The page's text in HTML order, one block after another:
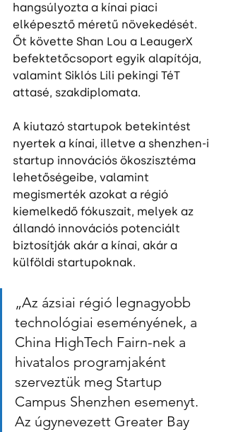
hangsúlyozta a kínai piaci
elképesztő méretű növekedését.
Őt követte Shan Lou a LeaugerX
befektetőcsoport egyik alapítója,
valamint Siklós Lili pekingi TéT
attasé, szakdiplomata.
A kiutazó startupok betekintést
nyertek a kínai, illetve a shenzhen-i
startup innovációs ökoszisztéma
lehetőségeibe, valamint
megismerték azokat a régió
kiemelkedő fókuszait, melyek az
állandó innovációs potenciált
biztosítják akár a kínai, akár a
külföldi startupoknak.
„Az ázsiai régió legnagyobb
technológiai eseményének, a
China HighTech Fairn-nek a
hivatalos programjaként
szerveztük meg Startup
Campus Shenzhen esemenyt.
Az úgynevezett Greater Bay